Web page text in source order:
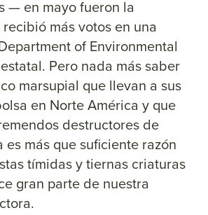
— en mayo fueron la
más votos en una
of Environmental
Pero nada más saber
marsupial que llevan a sus
en Norte América y que
destructores de
es más que suficiente razón
tímidas y tiernas criaturas
gran parte de nuestra